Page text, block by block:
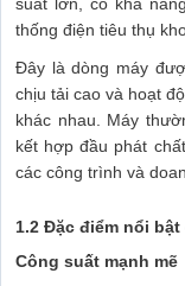
thống điện tiêu thụ
Đây là dòng máy
chịu tải cao và hoạt
khác nhau. Máy
kết hợp đầu phát
các công trình và
1.2 Đặc điểm nổi
Công suất mạnh mẽ